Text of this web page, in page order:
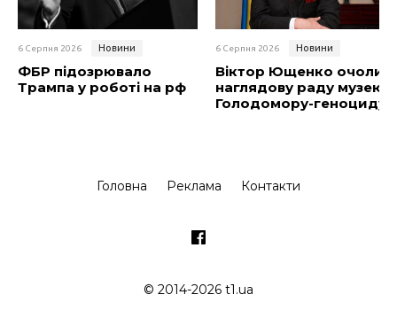
6 Серпня 2026 Новини
ФБР підозрювало
Трампа у роботі на рф
6 Серпня 2026 Новини
Віктор Ющенко очолив
наглядову раду музею
Голодомору-геноциду
Головна Реклама Контакти
© 2014-2026 t1.ua